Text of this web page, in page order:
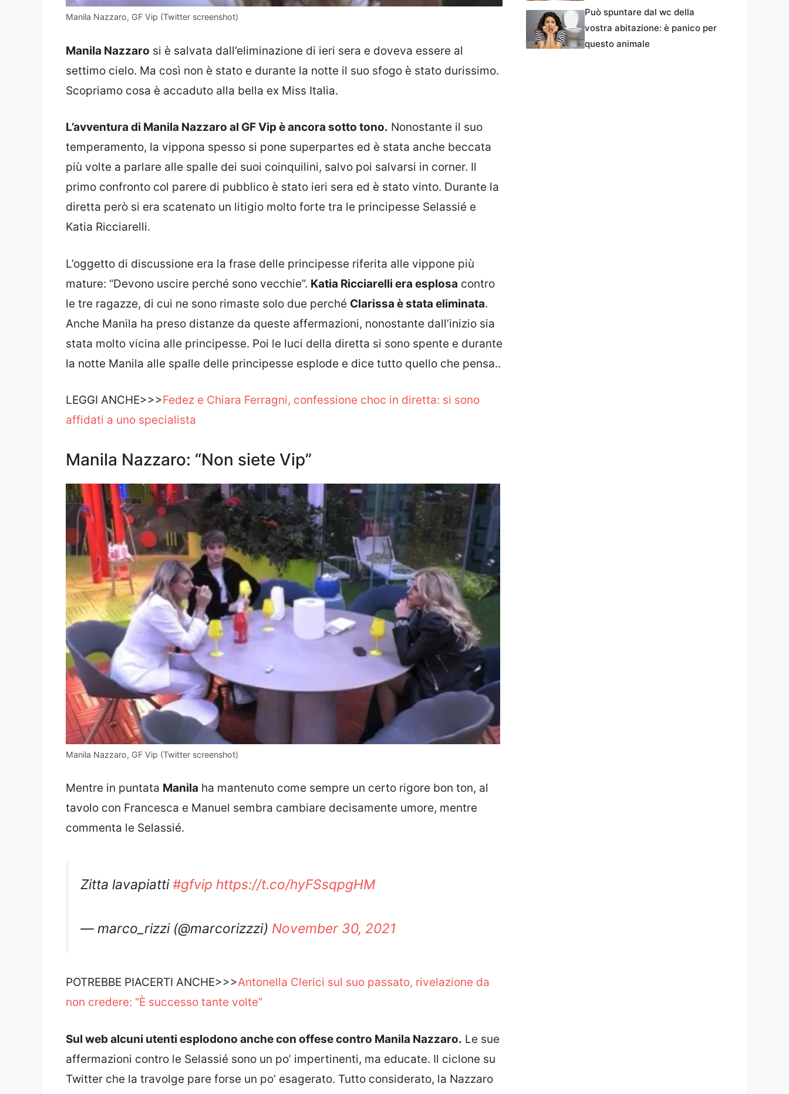
Manila Nazzaro, GF Vip (Twitter screenshot)
Manila Nazzaro si è salvata dall’eliminazione di ieri sera e doveva essere al
settimo cielo. Ma così non è stato e durante la notte il suo sfogo è stato durissimo.
Scopriamo cosa è accaduto alla bella ex Miss Italia.
L’avventura di Manila Nazzaro al GF Vip è ancora sotto tono. Nonostante il suo
temperamento, la vippona spesso si pone superpartes ed è stata anche beccata
più volte a parlare alle spalle dei suoi coinquilini, salvo poi salvarsi in corner. Il
primo confronto col parere di pubblico è stato ieri sera ed è stato vinto. Durante la
diretta però si era scatenato un litigio molto forte tra le principesse Selassié e
Katia Ricciarelli.
L’oggetto di discussione era la frase delle principesse riferita alle vippone più
mature: “Devono uscire perché sono vecchie”. Katia Ricciarelli era esplosa contro
le tre ragazze, di cui ne sono rimaste solo due perché Clarissa è stata eliminata.
Anche Manila ha preso distanze da queste affermazioni, nonostante dall’inizio sia
stata molto vicina alle principesse. Poi le luci della diretta si sono spente e durante
la notte Manila alle spalle delle principesse esplode e dice tutto quello che pensa..
LEGGI ANCHE>>>Fedez e Chiara Ferragni, confessione choc in diretta: si sono
affidati a uno specialista
Manila Nazzaro: “Non siete Vip”
Manila Nazzaro, GF Vip (Twitter screenshot)
Mentre in puntata Manila ha mantenuto come sempre un certo rigore bon ton, al
tavolo con Francesca e Manuel sembra cambiare decisamente umore, mentre
commenta le Selassié.
Zitta lavapiatti #gfvip https://t.co/hyFSsqpgHM
— marco_rizzi (@marcorizzzi) November 30, 2021
POTREBBE PIACERTI ANCHE>>> Antonella Clerici sul suo passato, rivelazione da
non credere: “È successo tante volte”
Sul web alcuni utenti esplodono anche con offese contro Manila Nazzaro.
Le sue
affermazioni contro le Selassié sono un po’ impertinenti, ma educate. Il ciclone su
Twitter che la travolge pare forse un po’ esagerato. Tutto considerato, la Nazzaro
Può spuntare dal wc della
vostra abitazione: è panico per
questo animale